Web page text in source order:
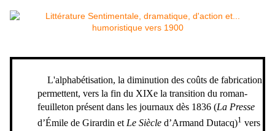
L'alphabétisation, la diminution des coûts de fabrication
permettent, vers la fin du XIXe la transition du roman-
feuilleton présent dans les journaux dès 1836 (La Presse
d’Émile de Girardin et Le Siècle d’Armand Dutacq)1 vers